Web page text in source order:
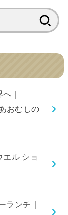
｜
おむしの
エル ショ
ランチ｜